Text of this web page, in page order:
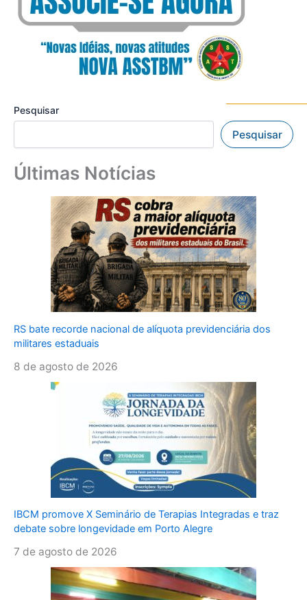
Pesquisar
Pesquisar
Últimas Notícias
RS bate recorde nacional de alíquota previdenciária dos
militares estaduais
8 de agosto de 2026
IBCM promove X Seminário de Terapias Integradas e traz
debate sobre longevidade em Porto Alegre
7 de agosto de 2026